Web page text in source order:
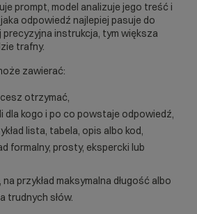
prompt, model analizuje jego treść i
odpowiedź najlepiej pasuje do
precyzyjna instrukcja, tym większa
trafny.
zawierać:
otrzymać,
dla kogo i po co powstaje odpowiedź,
lista, tabela, opis albo kod,
formalny, prosty, ekspercki lub
, na przykład maksymalna długość albo
trudnych słów.